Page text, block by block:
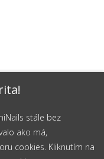
stále bez
ako má,
cookies. Kliknutím na